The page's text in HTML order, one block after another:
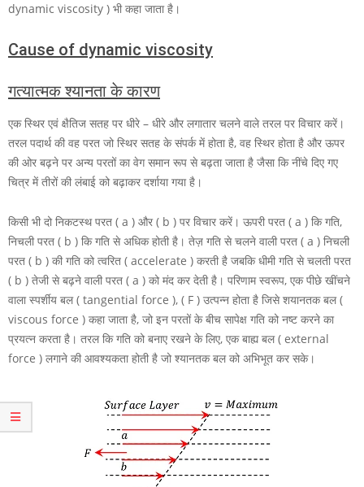
dynamic viscosity ) भी कहा जाता है।
Cause of dynamic viscosity
गत्यात्मक श्यानता के कारण
एक स्थिर एवं क्षैतिज सतह पर धीरे – धीरे और लगातार चलने वाले तरल पर विचार करें।
तरल पदार्थ की वह परत जो स्थिर सतह के संपर्क में होता है, वह स्थिर होता है और ऊपर
की ओर बढ़ने पर अन्य परतों का वेग समान रूप से बढ़ता जाता है जैसा कि नींचे दिए गए
चित्र में तीरों की लंबाई को बढ़ाकर दर्शाया गया है।
किसी भी दो निकटस्थ परत ( a ) और ( b ) पर विचार करें। ऊपरी परत ( a ) कि गति,
निचली परत ( b ) कि गति से अधिक होती है। तेज़ गति से चलने वाली परत ( a ) निचली
परत ( b ) की गति को त्वरित ( accelerate ) करती है जबकि धीमी गति से चलती परत
( b ) तेजी से बढ़ने वाली परत ( a ) को मंद कर देती है। परिणाम स्वरूप, एक पीछे खींचने
वाला स्पर्शीय बल ( tangential force ), ( F ) उत्पन्न होता है जिसेशयानतक बल (
viscous force ) कहा जाता है, जो इन परतों के बीच सापेक्ष गति को नष्ट करने का
प्रयत्न करता है। तरल कि गति को बनाए रखने के लिए, एक बाह्य बल ( external
force ) लगाने की आवश्यकता होती है जो श्यानतक बल को अभिभूत कर सके।